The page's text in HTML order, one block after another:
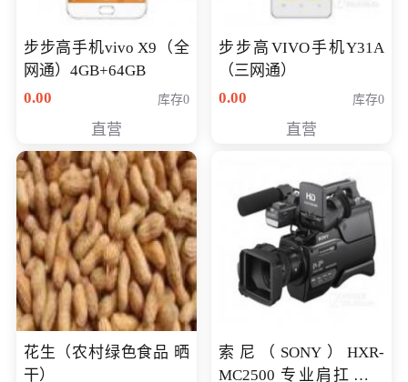
步步高手机vivo X9（全
网通）4GB+64GB
0.00
库存0
直营
步步高VIVO手机Y31A
（三网通）
0.00
库存0
直营
花生（农村绿色食品 晒
干）
索尼（SONY）HXR-
MC2500 专业肩扛式存